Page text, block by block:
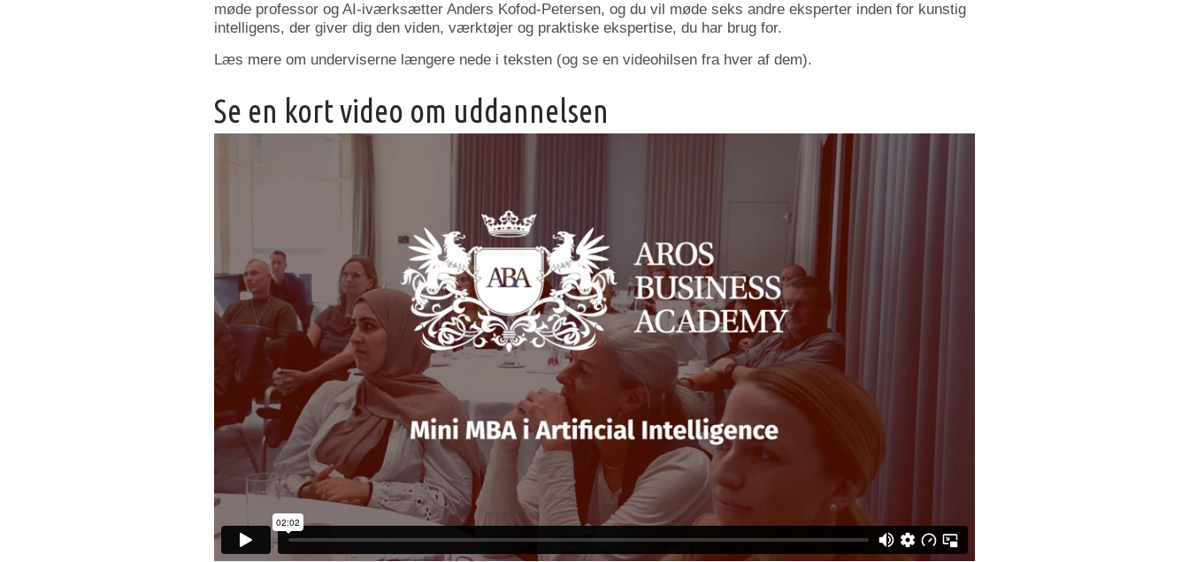
møde professor og AI-iværksætter Anders Kofod-Petersen, og du vil møde seks andre eksperter inden for kunstig
intelligens, der giver dig den viden, værktøjer og praktiske ekspertise, du har brug for.
Læs mere om underviserne længere nede i teksten (og se en videohilsen fra hver af dem).
Se en kort video om uddannelsen